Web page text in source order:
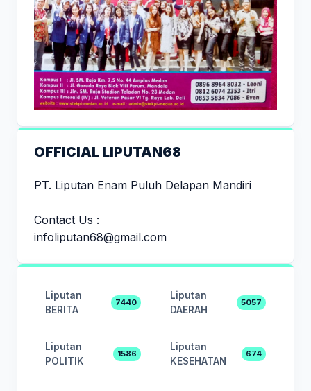
OFFICIAL LIPUTAN68
PT. Liputan Enam Puluh Delapan Mandiri
Contact Us :
infoliputan68@gmail.com
Liputan
BERITA
7440
Liputan
DAERAH
5057
Liputan
POLITIK
1586
Liputan
KESEHATAN
674